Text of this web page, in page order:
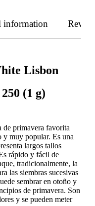
information
Lisbon
(1 g)
primavera favorita
y muy popular. Es una
largos tallos
rápido y fácil de
tradicionalmente, la
las siembras sucesivas
sembrar en otoño y
de primavera. Son
y se pueden meter